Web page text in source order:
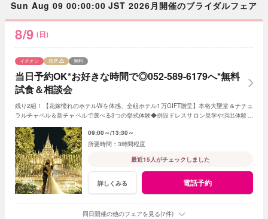
Sun Aug 09 00:00:00 JST 2026月開催のブライダルフェア
8/9 (日)
当日予約OK*お好きな時間で◎052-589-6179へ*無料
試食＆相談会
イチオシ 残席 無料
残り2組！【花嫁憧れのホテルWを体感、全組ホテル1万GIFT贈呈】本格大聖堂＆ナチュ
ラルチャペル＆新チャペルで選べる3つの挙式体験◆併設ドレスサロン見学や演出体験な
09:00～ 13:30～
3時間程度
最近15人がチェックしました
詳しくみる 電話予約
同日開催の他のフェアを見る(7件)